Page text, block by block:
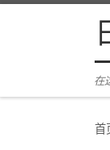
Skip to content
在
首